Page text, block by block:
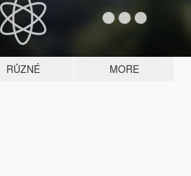
RŮZNÉ MORE